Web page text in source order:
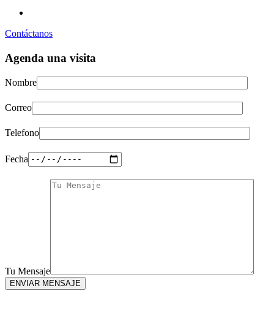
Contáctanos
Agenda una visita
Nombre
Correo
Telefono
Fecha
Tu Mensaje
ENVIAR MENSAJE